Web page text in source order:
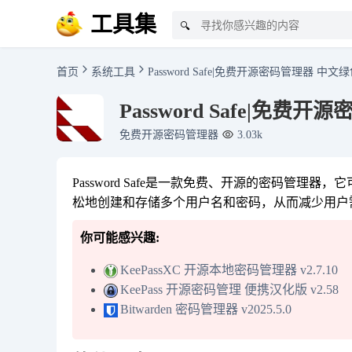
工具集 🔍
首页 系统工具 Password Safe|免费开源密码管理器 中文
Password Safe|免费开源
免费开源密码管理器 3.03k
Password Safe是一款免费、开源的密码管理器，
松地创建和存储多个用户名和密码，从而减少用
你可能感兴趣:
KeePassXC 开源本地密码管理器 v2.7.10
KeePass 开源密码管理 便携汉化版 v2.58
Bitwarden 密码管理器 v2025.5.0